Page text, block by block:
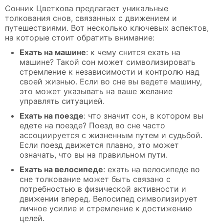
Сонник Цветкова предлагает уникальные
толкования снов, связанных с движением и
путешествиями. Вот несколько ключевых аспектов,
на которые стоит обратить внимание:
Ехать на машине: к чему снится ехать на
машине? Такой сон может символизировать
стремление к независимости и контролю над
своей жизнью. Если во сне вы ведете машину,
это может указывать на ваше желание
управлять ситуацией.
Ехать на поезде: что значит сон, в котором вы
едете на поезде? Поезд во сне часто
ассоциируется с жизненным путем и судьбой.
Если поезд движется плавно, это может
означать, что вы на правильном пути.
Ехать на велосипеде: ехать на велосипеде во
сне толкование может быть связано с
потребностью в физической активности и
движении вперед. Велосипед символизирует
личное усилие и стремление к достижению
целей.